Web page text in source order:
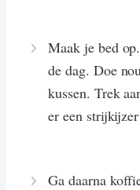
Maak je bed
de dag. Doe
kussen. Trek
er een
Ga daarna